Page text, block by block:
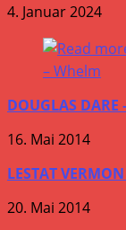
4. Januar 2024
DOUGLAS
16. Mai 2014
LESTAT
20. Mai 2014